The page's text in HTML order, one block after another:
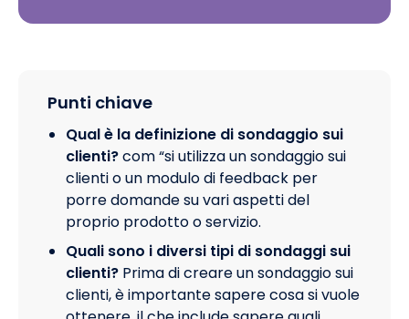
Punti chiave
Qual è la definizione di sondaggio sui
clienti?com “si utilizza un sondaggio sui
clienti o un modulo di feedback per
porre domande su vari aspetti del
proprio prodotto o servizio.
Quali sono i diversi tipi di sondaggi sui
clienti? Prima di creare un sondaggio sui
clienti, è importante sapere cosa si vuole